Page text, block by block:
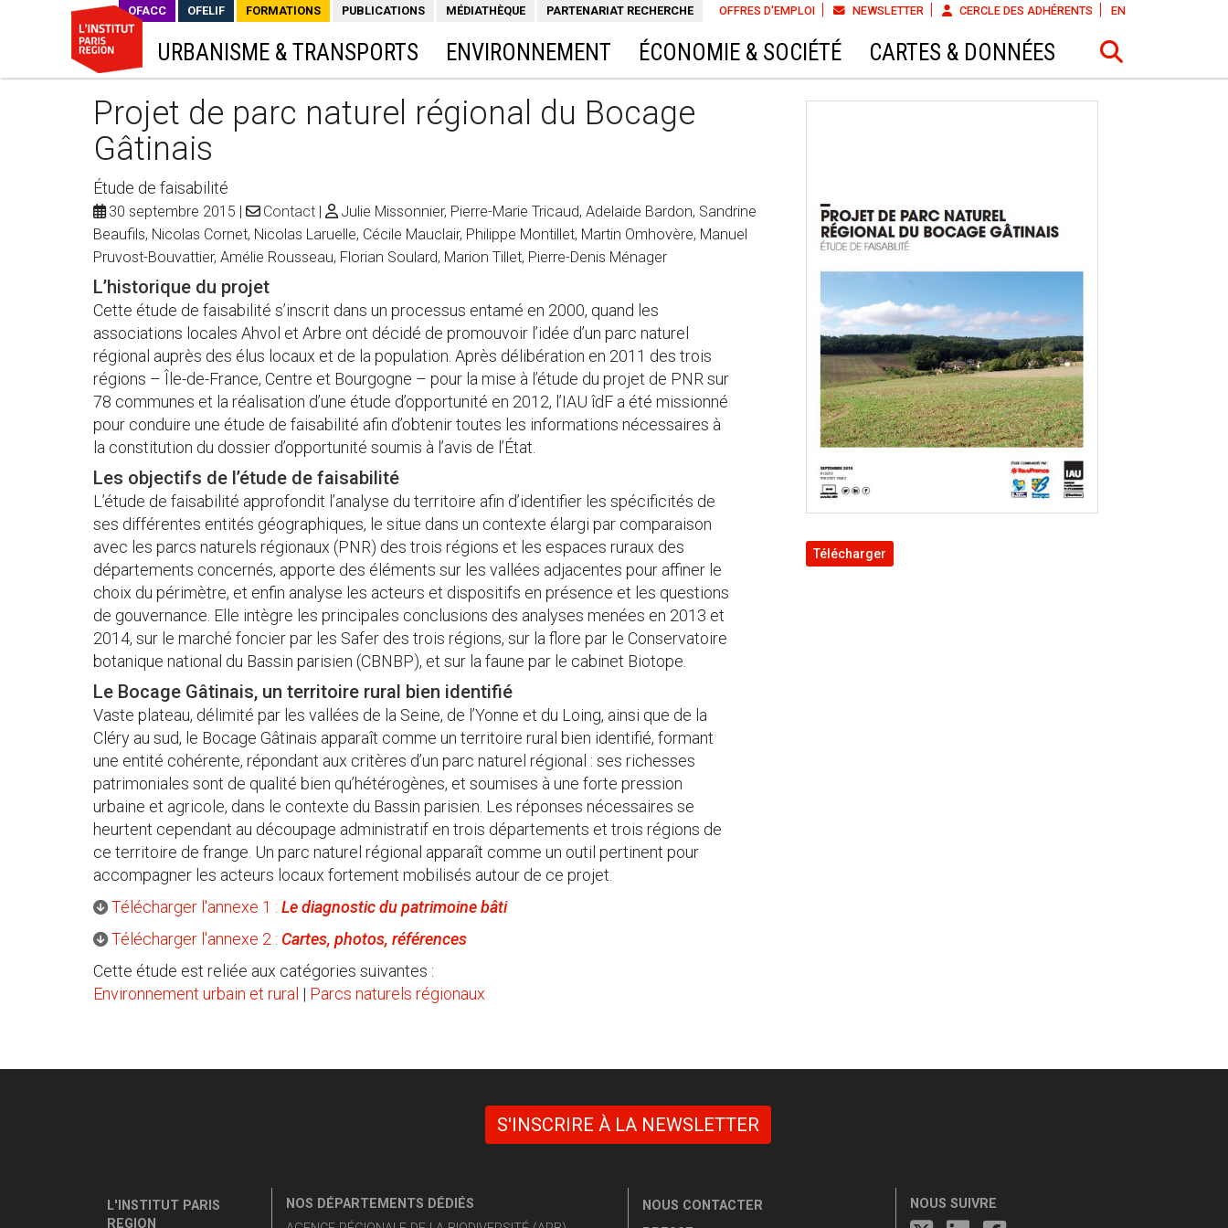
OFFRES D'EMPLOI NEWSLETTER CERCLE DES ADHÉRENTS EN
OFACC OFELIF FORMATIONS PUBLICATIONS MÉDIATHÈQUE PARTENARIAT RECHERCHE
URBANISME & TRANSPORTS ENVIRONNEMENT ÉCONOMIE & SOCIÉTÉ CARTES & DONNÉES
Projet de parc naturel régional du Bocage
Gâtinais
Étude de faisabilité
30 septembre 2015 Contact
Julie Missonnier, Pierre-Marie Tricaud, Adelaide Bardon, Sandrine
Beaufils, Nicolas Cornet, Nicolas Laruelle, Cécile Mauclair, Philippe Montillet, Martin Omhovère, Manuel
Pruvost-Bouvattier, Amélie Rousseau, Florian Soulard, Marion Tillet, Pierre-Denis Ménager
L’historique du projet
Cette étude de faisabilité s’inscrit dans un processus entamé en 2000, quand les
associations locales Ahvol et Arbre ont décidé de promouvoir l’idée d’un parc naturel
régional auprès des élus locaux et de la population. Après délibération en 2011 des trois
régions – Île-de-France, Centre et Bourgogne – pour la mise à l’étude du projet de PNR sur
78 communes et la réalisation d’une étude d’opportunité en 2012, l’IAU îdF a été missionné
pour conduire une étude de faisabilité afin d’obtenir toutes les informations nécessaires à
la constitution du dossier d’opportunité soumis à l’avis de l’État.
Les objectifs de l’étude de faisabilité
L’étude de faisabilité approfondit l’analyse du territoire afin d’identifier les spécificités de
ses différentes entités géographiques, le situe dans un contexte élargi par comparaison
avec les parcs naturels régionaux (PNR) des trois régions et les espaces ruraux des
départements concernés, apporte des éléments sur les vallées adjacentes pour affiner le
choix du périmètre, et enfin analyse les acteurs et dispositifs en présence et les questions
de gouvernance. Elle intègre les principales conclusions des analyses menées en 2013 et
2014, sur le marché foncier par les Safer des trois régions, sur la flore par le Conservatoire
botanique national du Bassin parisien (CBNBP), et sur la faune par le cabinet Biotope.
Le Bocage Gâtinais, un territoire rural bien identifié
Vaste plateau, délimité par les vallées de la Seine, de l’Yonne et du Loing, ainsi que de la
Cléry au sud, le Bocage Gâtinais apparaît comme un territoire rural bien identifié, formant
une entité cohérente, répondant aux critères d’un parc naturel régional : ses richesses
patrimoniales sont de qualité bien qu’hétérogènes, et soumises à une forte pression
urbaine et agricole, dans le contexte du Bassin parisien. Les réponses nécessaires se
heurtent cependant au découpage administratif en trois départements et trois régions de
ce territoire de frange. Un parc naturel régional apparaît comme un outil pertinent pour
accompagner les acteurs locaux fortement mobilisés autour de ce projet.
Télécharger l'annexe 1 : Le diagnostic du patrimoine bâti
Télécharger l'annexe 2 : Cartes, photos, références
Cette étude est reliée aux catégories suivantes :
Environnement urbain et rural | Parcs naturels régionaux
Télécharger
S'INSCRIRE À LA NEWSLETTER
L'INSTITUT PARIS
REGION
NOS DÉPARTEMENTS DÉDIÉS
NOUS CONTACTER
NOUS SUIVRE